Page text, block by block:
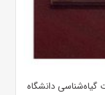
دانشگاه